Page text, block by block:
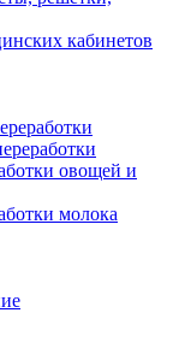
кабинетов
овощей и
молока